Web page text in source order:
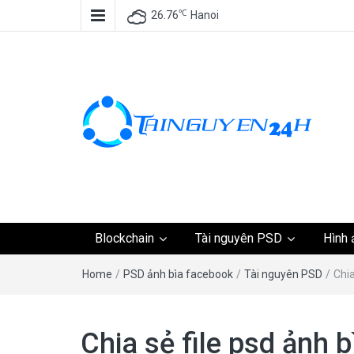
26.76℃ Hanoi
tài nguyên đồ họa,
Blockchain Tài nguyên PSD Hình
Home / PSD ảnh bìa facebook / Tài nguyên PSD /
Chia sẻ file psd ảnh